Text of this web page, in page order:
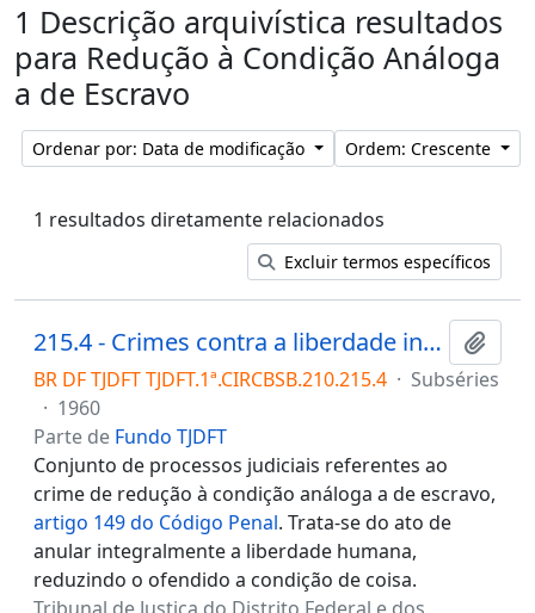
1 Descrição arquivística resultados
para Redução à Condição Análoga
a de Escravo
Ordenar por: Data de modificação Ordem: Crescente
1 resultados diretamente relacionados
Excluir termos específicos
215.4 - Crimes contra a liberdade individual/ Redução à condição análoga a de escravo
BR DF TJDFT TJDFT.1ª.CIRCBSB.210.215.4 · Subséries
· 1960
Parte de Fundo TJDFT
Conjunto de processos judiciais referentes ao
crime de redução à condição análoga a de escravo,
artigo 149 do Código Penal. Trata-se do ato de
anular integralmente a liberdade humana,
reduzindo o ofendido a condição de coisa.